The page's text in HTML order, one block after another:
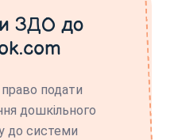
ЗДО до
подати
дошкільного
до системи